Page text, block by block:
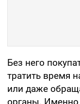
Без него
тратить время
или даже